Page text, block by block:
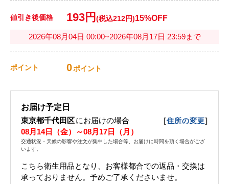
値引き後価格 193円 (税込212円)15%OFF
2026年08月04日 00:00~2026年08月17日 23:59まで
ポイント 0ポイント
お届け予定日
東京都千代田区にお届けの場合 [住所の変更]
08月14日（金）～08月17日（月）
交通状況・天候の影響や注文が集中した場合等、お届けに時間を頂く場合がござ
います。
こちら衛生用品となり、お客様都合での返品・交換は
承っておりません。予めご了承くださいませ。